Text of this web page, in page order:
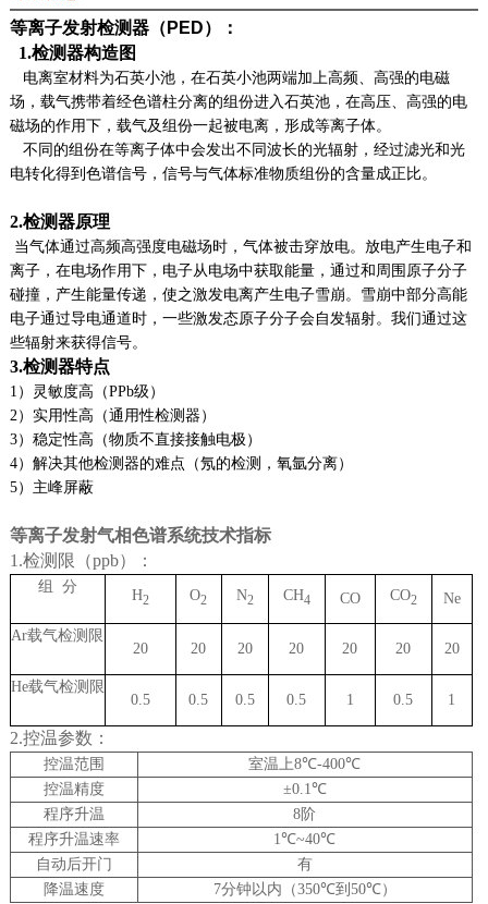
等离子发射检测器（ PED）：
1.检测器构造图
电离室材料为石英小池，在石英小池两端加上高频、高强的电磁
场，载气携带着经色谱柱分离的组份进入石英池，在高压、高强的电
磁场的作用下，载气及组份一起被电离，形成等离子体。
不同的组份在等离子体中会发出不同波长的光辐射，经过滤光和光
电转化得到色谱信号，信号与气体标准物质组份的含量成正比。
2.检测器原理
当气体通过高频高强度电磁场时，气体被击穿放电。放电产生电子和
离子，在电场作用下，电子从电场中获取能量，通过和周围原子分子
碰撞，产生能量传递，使之激发电离产生电子雪崩。雪崩中部分高能
电子通过导电通道时，一些激发态原子分子会自发辐射。我们通过这
些辐射来获得信号。
3.检测器特点
1 ）灵敏度高（PPb级）
2）实用性高（通用性检测器）
3）稳定性高（物质不直接接触电极）
4）解决其他检测器的难点（氖的检测，氧氩分离）
5）主峰屏蔽
等离子发射气相色谱系统技术指标
1.检测限（ppb）：
组 分
H2 O2 N2 CH4 CO CO2 Ne
Ar载气检测限
20
20 20 20 20 20 20
He载气检测限
0.5
0.5 0.5 0.5 1 0.5 1
2.控温参数：
控温范围 室温上8℃-400℃
控温精度
±0.1℃
程序升温
8阶
程序升温速率
1℃~40℃
自动后开门
有
降温速度
7分钟以内（350℃到 50℃）